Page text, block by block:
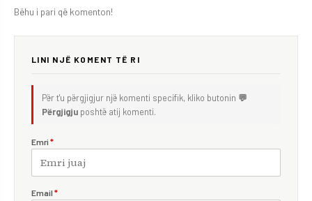
Bëhu i pari që komenton!
LINI NJË KOMENT TË RI
Për t'u përgjigjur një komenti specifik, kliko butonin 💬
Përgjigju poshtë atij komenti.
Emri *
Email *